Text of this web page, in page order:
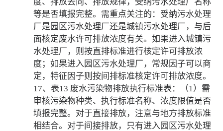
等是否填报完整。需重点关注的：受纳污水处理
厂是园区污水处理厂还是城镇污水处理厂，与后
面核定废水许可排放浓度有关。如果进入城镇污
水处理厂，则按直排标准进行核定许可排放浓
度；如果进入园区污水处理厂，常规因子可以商
定，特征因子则按间排标准核定许可排放浓度。
17、表13 废水污染物排放执行标准表：（1）需
审核污染物种类、执行标准名称、浓度限值是否
填报完整。对于直接排放，注意与地方排放标准
相结合。对于间接排放，只有进入园区污水处理